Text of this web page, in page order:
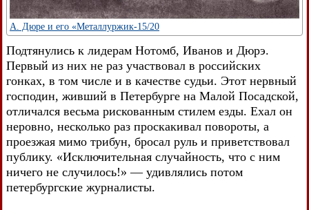
А. Дюре и его «Металлуржик-15/20
Подтянулись к лидерам Нотомб, Иванов и Дюрэ.
Первый из них не раз участвовал в российских
гонках, в том числе и в качестве судьи. Этот нервный
господин, живший в Петербурге на Малой Посадской,
отличался весьма рискованным стилем езды. Ехал он
неровно, несколько раз проскакивал повороты, а
проезжая мимо трибун, бросал руль и приветствовал
публику. «Исключительная случайность, что с ним
ничего не случилось!» — удивлялись потом
петербургские журналисты.